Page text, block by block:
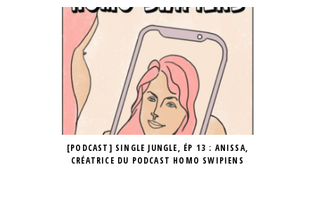
[PODCAST] SINGLE JUNGLE, ÉP 13 : ANISSA,
CRÉATRICE DU PODCAST HOMO SWIPIENS